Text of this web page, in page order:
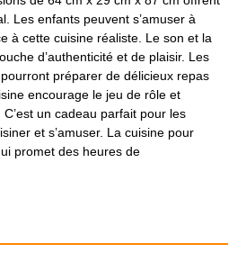
Les enfants peuvent s’amuser à
à cette cuisine réaliste. Le son et la
d’authenticité et de plaisir. Les
préparer de délicieux repas
encourage le jeu de rôle et
C’est un cadeau parfait pour les
et s’amuser. La cuisine pour
promet des heures de